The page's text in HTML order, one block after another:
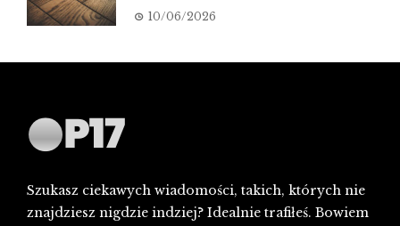
10/06/2026
Szukasz ciekawych wiadomości, takich, których nie
znajdziesz nigdzie indziej? Idealnie trafiłeś. Bowiem